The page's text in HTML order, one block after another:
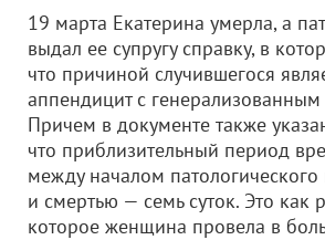
19 марта Екатерина умерла, а
выдал ее супругу справку, в
что причиной случившегося
аппендицит с
Причем в документе также
что приблизительный период
между началом патологического
и смертью — семь суток. Это как
которое женщина провела в